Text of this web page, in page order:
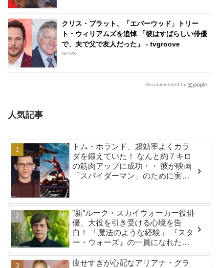
クリス・プラット、「エバーウッド」トリー
ト・ウィリアムズを追悼 「彼はすばらしい俳優
で、夫で父で友人だった」 - tvgroove
NEWS
Recommended by
人気記事
トム・ホランド、超効率よくカラ
ダを鍛えていた！ なんと約７キロ
の筋肉アップに成功・・ 彼が映画
「スパイダーマン」のために実践
”新”ルーク・スカイウォーカー役俳
優、大役を引き受ける心境を告
白！ 「魔法のような経験」 『スタ
ー・ウォーズ』の一員になれたこ
とによろこび爆発
痩せすぎが心配なアリアナ・グラ